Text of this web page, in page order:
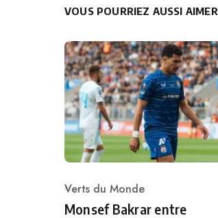
VOUS POURRIEZ AUSSI AIMER
Category
Verts du Monde
Monsef Bakrar entre